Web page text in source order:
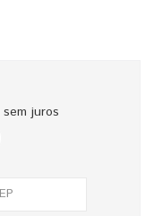
sem juros